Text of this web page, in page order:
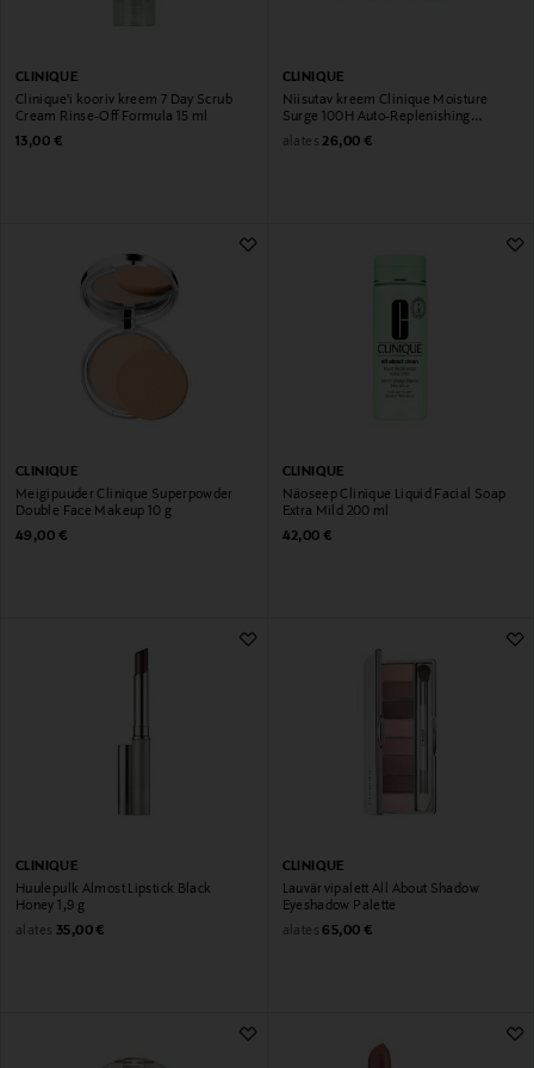
CLINIQUE
Clinique'i kooriv kreem 7 Day Scrub
Cream Rinse-Off Formula 15 ml
Original Price
13,00 €
CLINIQUE
Niisutav kreem Clinique Moisture
Surge 100H Auto-Replenishing
Hydrator
alates Original Price
26,00 €
CLINIQUE
Meigipuuder Clinique Superpowder
Double Face Makeup 10 g
Original Price
49,00 €
CLINIQUE
Näoseep Clinique Liquid Facial Soap
Extra Mild 200 ml
Original Price
42,00 €
CLINIQUE
Huulepulk Almost Lipstick Black
Honey 1,9 g
alates Original Price
35,00 €
CLINIQUE
Lauvärvipalett All About Shadow
Eyeshadow Palette
alates Original Price
65,00 €